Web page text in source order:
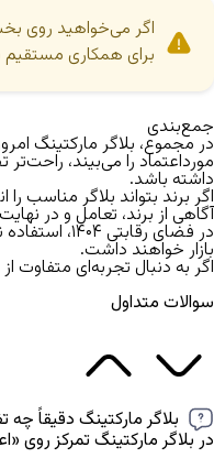
اگر می‌خواهید روی
برای همکاری مستقیم
جمع‌بندی
در مجموع، بلاگر مارکتینگ
مورداعتماد را می‌بیند،
داشته باشد.
اگر برند بتواند بلاگر
آگاهی از برند، تعامل و در
در فضای
بازار خواهند داشت.
اگر به دنبال تجربه‌ای متفاوت از
سوالات متداول
بلاگر مارکتینگ دقیقاً چه
در بلاگر مارکتینگ تمرکز روی